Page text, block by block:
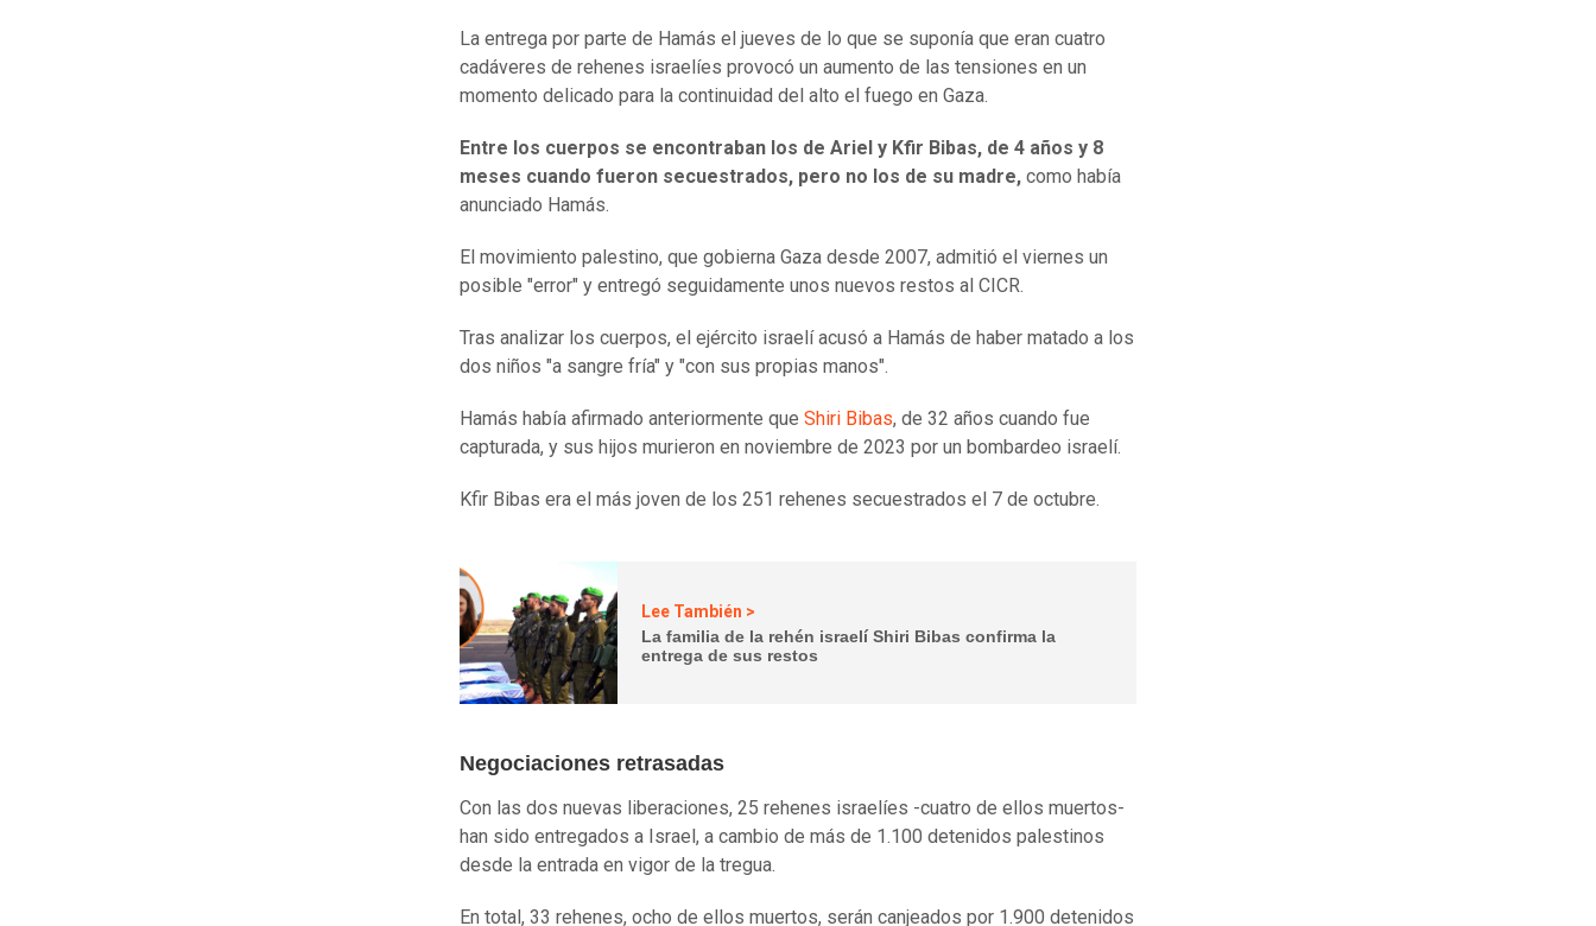
La entrega por parte de Hamás el jueves de lo que se suponía que eran cuatro
cadáveres de rehenes israelíes provocó un aumento de las tensiones en un
momento delicado para la continuidad del alto el fuego en Gaza.
Entre los cuerpos se encontraban los de Ariel y Kfir Bibas, de 4 años y 8
meses cuando fueron secuestrados, pero no los de su madre, como había
anunciado Hamás.
El movimiento palestino, que gobierna Gaza desde 2007, admitió el viernes un
posible "error" y entregó seguidamente unos nuevos restos al CICR.
Tras analizar los cuerpos, el ejército israelí acusó a Hamás de haber matado a los
dos niños "a sangre fría" y "con sus propias manos".
Hamás había afirmado anteriormente que Shiri Bibas, de 32 años cuando fue
capturada, y sus hijos murieron en noviembre de 2023 por un bombardeo israelí.
Kfir Bibas era el más joven de los 251 rehenes secuestrados el 7 de octubre.
Lee También >
La familia de la rehén israelí Shiri Bibas confirma la
entrega de sus restos
Negociaciones retrasadas
Con las dos nuevas liberaciones, 25 rehenes israelíes -cuatro de ellos muertos-
han sido entregados a Israel, a cambio de más de 1.100 detenidos palestinos
desde la entrada en vigor de la tregua.
En total, 33 rehenes, ocho de ellos muertos, serán canjeados por 1.900 detenidos